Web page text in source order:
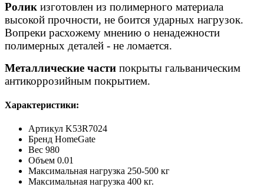
Ролик изготовлен из полимерного материала
высокой прочности, не боится ударных нагрузок.
Вопреки расхожему мнению о ненадежности
полимерных деталей - не ломается.
Металлические части покрыты гальваническим
антикоррозийным покрытием.
Характеристики:
Артикул K53R7024
Бренд HomeGate
Вес 980
Объем 0.01
Максимальная нагрузка 250-500 кг
Максимальная нагрузка 400 кг.